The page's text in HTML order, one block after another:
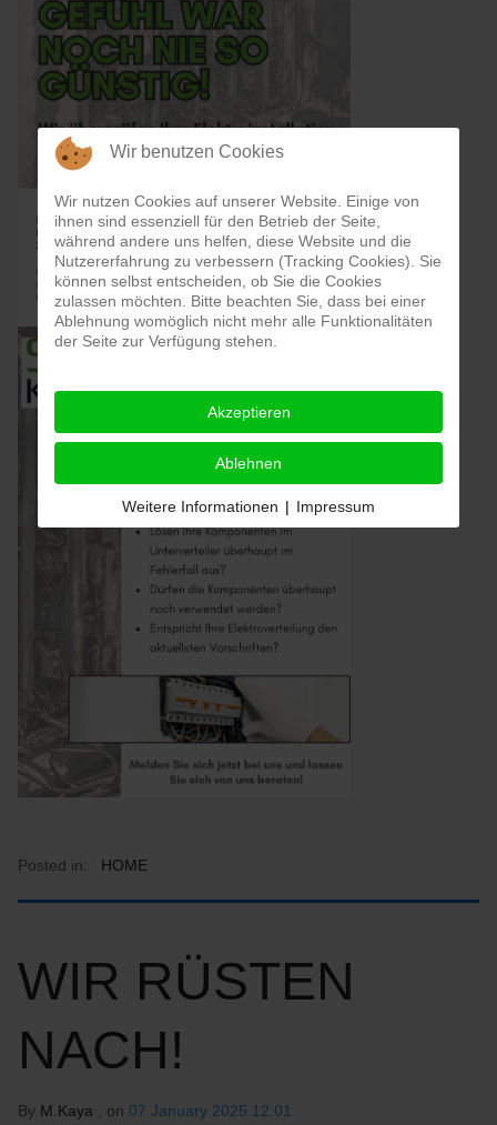
Posted in: HOME
WIR RÜSTEN
NACH!
By M.Kaya , on 07 January 2025 12:01
Wir benutzen Cookies
Wir nutzen Cookies auf unserer Website. Einige von
ihnen sind essenziell für den Betrieb der Seite,
während andere uns helfen, diese Website und die
Nutzererfahrung zu verbessern (Tracking Cookies). Sie
können selbst entscheiden, ob Sie die Cookies
zulassen möchten. Bitte beachten Sie, dass bei einer
Ablehnung womöglich nicht mehr alle Funktionalitäten
der Seite zur Verfügung stehen.
Akzeptieren
Ablehnen
Weitere Informationen | Impressum